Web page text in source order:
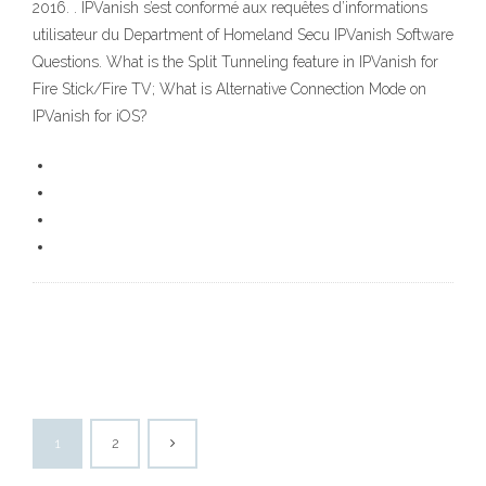
2016. . IPVanish s’est conformé aux requêtes d’informations
utilisateur du Department of Homeland Secu IPVanish Software
Questions. What is the Split Tunneling feature in IPVanish for
Fire Stick/Fire TV; What is Alternative Connection Mode on
IPVanish for iOS?
1 2